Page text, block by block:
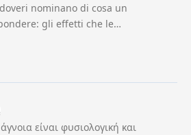
nominano di cosa un
gli effetti che le…
είναι φυσιολογική και